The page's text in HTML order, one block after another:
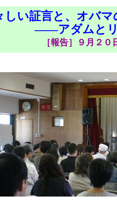
しい証言と、オバ
――アダムとリ
［報告］９月２